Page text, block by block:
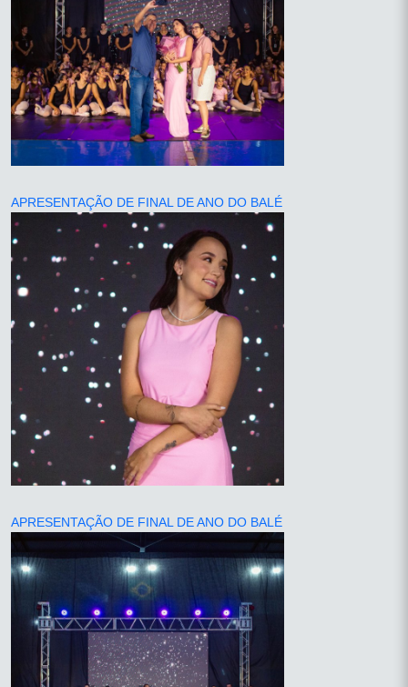
APRESENTAÇÃO DE FINAL DE ANO DO BALÉ
APRESENTAÇÃO DE FINAL DE ANO DO BALÉ